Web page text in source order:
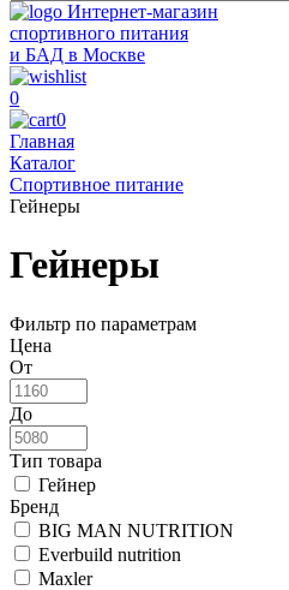
Интернет-магазин
спортивного питания
и БАД в Москве
0
0
Главная
Каталог
Спортивное питание
Гейнеры
Гейнеры
Фильтр по параметрам
Цена
От
До
Тип товара
Гейнер
Бренд
BIG MAN NUTRITION
Everbuild nutrition
Maxler